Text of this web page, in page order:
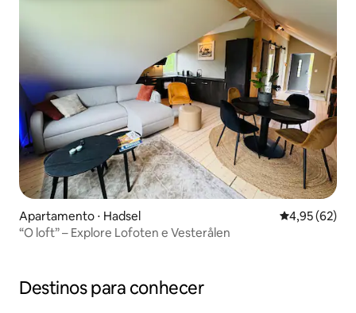
Apartamento ⋅ Hadsel 4,95 de uma
4,95 (62)
“O loft” – Explore Lofoten e Vesterålen
Destinos para conhecer